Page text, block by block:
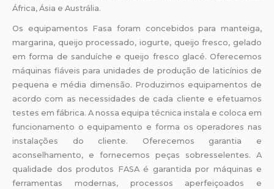
África, Ásia e Austrália.
Os equipamentos Fasa foram concebidos para manteiga,
margarina, queijo processado, iogurte, queijo fresco, gelado
em forma de sanduíche e queijo fresco glacé. Oferecemos
máquinas fiáveis para unidades de produção de laticínios de
pequena e média dimensão. Produzimos equipamentos de
acordo com as necessidades de cada cliente e efetuamos
testes em fábrica. A nossa equipa técnica instala e coloca em
funcionamento o equipamento e forma os operadores nas
instalações do cliente. Oferecemos garantia e
aconselhamento, e fornecemos peças sobresselentes. A
qualidade dos produtos FASA é garantida por máquinas e
ferramentas modernas, processos aperfeiçoados e